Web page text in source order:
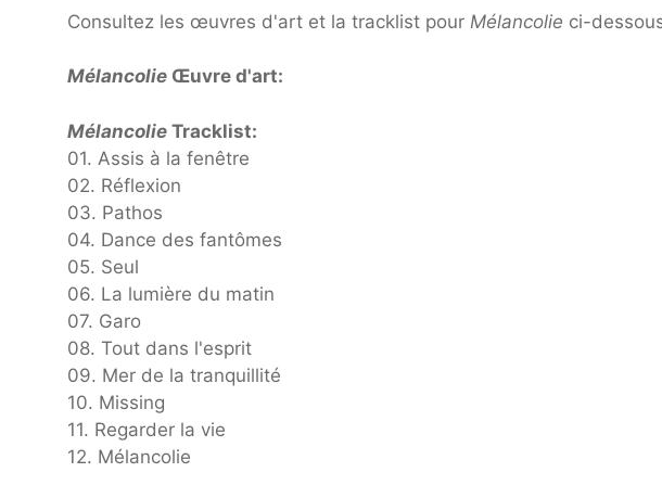
Consultez les œuvres d'art et la tracklist pour Mélancolie ci-
Mélancolie Œuvre d'art:
Mélancolie Tracklist:
01. Assis à la fenêtre
02. Réflexion
03. Pathos
04. Dance des fantômes
05. Seul
06. La lumière du matin
07. Garo
08. Tout dans l'esprit
09. Mer de la tranquillité
10. Missing
11. Regarder la vie
12. Mélancolie